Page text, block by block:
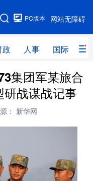
网站无障碍
PC版本
政 人事 国际 财
时政 人事
网评 港澳
球连线
健康 军事
集团军某旅合
战谋战记事
： 新华网